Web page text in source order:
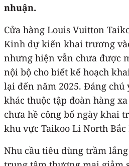
nhuận.
Cửa hàng Louis Vuitton
Kinh dự kiến khai trương
nhưng hiện vẫn chưa được
nội bộ cho biết kế hoạch
lại đến năm 2025. Đáng chú
khác thuộc tập đoàn hàng
chưa hề công bố ngày khai
khu vực Taikoo Li North
Nhu cầu tiêu dùng trầm